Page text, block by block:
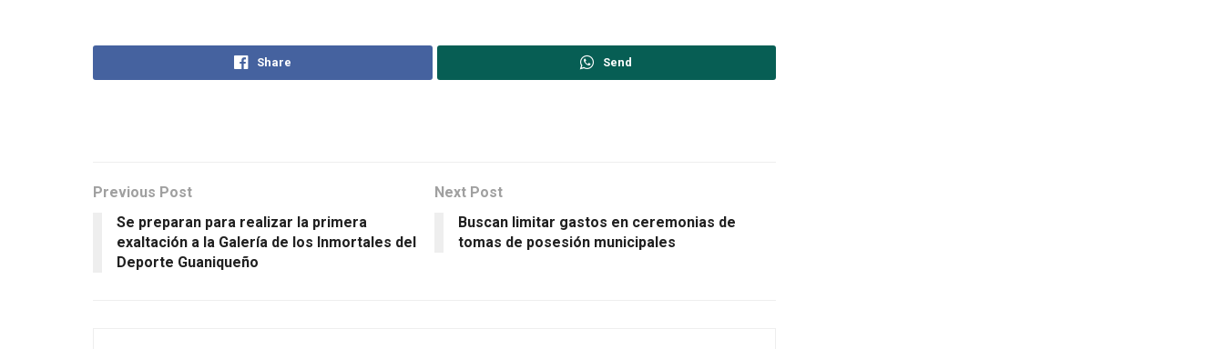
Share Send
Previous Post
Se preparan para realizar la primera
exaltación a la Galería de los Inmortales del
Deporte Guaniqueño
Next Post
Buscan limitar gastos en ceremonias de
tomas de posesión municipales